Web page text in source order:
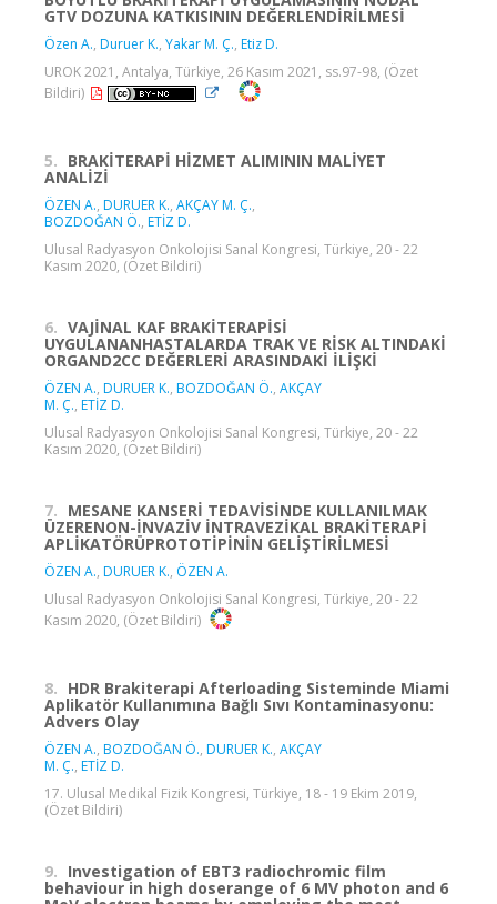
GTV DOZUNA KATKISININ DEĞERLENDİRİLMESİ
Özen A., Duruer K., Yakar M. Ç., Etiz D.
UROK 2021, Antalya, Türkiye, 26 Kasım 2021, ss.97-98, (Özet
Bildiri)
5. BRAKİTERAPİ HİZMET ALIMININ MALİYET
ANALİZİ
ÖZEN A., DURUER K., AKÇAY M. Ç.,
BOZDOĞAN Ö., ETİZ D.
Ulusal Radyasyon Onkolojisi Sanal Kongresi, Türkiye, 20 - 22
Kasım 2020, (Özet Bildiri)
6. VAJİNAL KAF BRAKİTERAPİSİ
UYGULANANHASTALARDA TRAK VE RİSK ALTINDAKİ
ORGAND2CC DEĞERLERİ ARASINDAKİ İLİŞKİ
ÖZEN A., DURUER K., BOZDOĞAN Ö., AKÇAY
M. Ç., ETİZ D.
Ulusal Radyasyon Onkolojisi Sanal Kongresi, Türkiye, 20 - 22
Kasım 2020, (Özet Bildiri)
7. MESANE KANSERİ TEDAVİSİNDE KULLANILMAK
ÜZERENON-İNVAZİV İNTRAVEZİKAL BRAKİTERAPİ
APLİKATÖRÜPROTOTİPİNİN GELİŞTİRİLMESİ
ÖZEN A., DURUER K., ÖZEN A.
Ulusal Radyasyon Onkolojisi Sanal Kongresi, Türkiye, 20 - 22
Kasım 2020, (Özet Bildiri)
8. HDR Brakiterapi Afterloading Sisteminde Miami
Aplikatör Kullanımına Bağlı Sıvı Kontaminasyonu:
Advers Olay
ÖZEN A., BOZDOĞAN Ö., DURUER K., AKÇAY
M. Ç., ETİZ D.
17. Ulusal Medikal Fizik Kongresi, Türkiye, 18 - 19 Ekim 2019,
(Özet Bildiri)
9. Investigation of EBT3 radiochromic film
behaviour in high doserange of 6 MV photon and 6